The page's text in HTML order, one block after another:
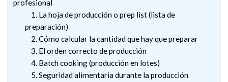
profesional
1. La hoja de producción o prep list (lista de
preparación)
2. Cómo calcular la cantidad que hay que preparar
3. El orden correcto de producción
4. Batch cooking (producción en lotes)
5. Seguridad alimentaria durante la producción